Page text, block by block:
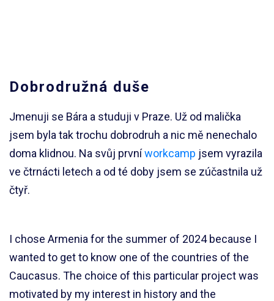
Dobrodružná duše
Jmenuji se Bára a studuji v Praze. Už od malička
jsem byla tak trochu dobrodruh a nic mě nenechalo
doma klidnou. Na svůj prvníworkcamp jsem vyrazila
ve čtrnácti letech a od té doby jsem se zúčastnila už
čtyř.
I chose Armenia for the summer of 2024 because I
wanted to get to know one of the countries of the
Caucasus. The choice of this particular project was
motivated by my interest in history and the